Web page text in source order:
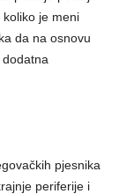
je meni
da na osnovu
pjesnika
periferije i